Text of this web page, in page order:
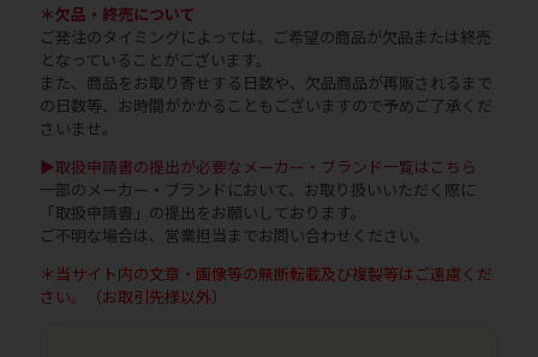
＊欠品・終売について
ご発注のタイミングによっては、ご希望の商品が欠品または終売
となっていることがございます。
また、商品をお取り寄せする日数や、欠品商品が再販されるまで
の日数等、お時間がかかることもございますので予めご了承くだ
さいませ。
▶取扱申請書の提出が必要なメーカー・ブランド一覧はこちら
一部のメーカー・ブランドにおいて、お取り扱いいただく際に
「取扱申請書」の提出をお願いしております。
ご不明な場合は、営業担当までお問い合わせください。
＊当サイト内の文章・画像等の無断転載及び複製等はご遠慮くだ
さい。（お取引先様以外）